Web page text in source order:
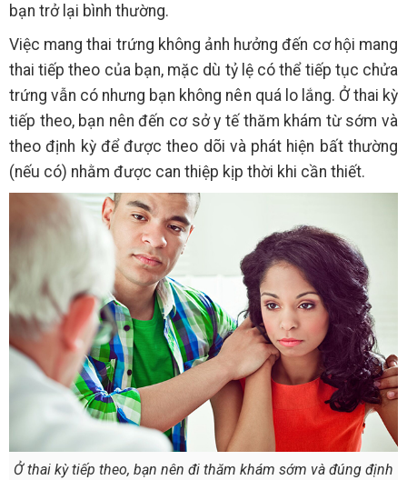
bạn trở lại bình thường.
Việc mang thai trứng không ảnh hưởng đến cơ hội mang
thai tiếp theo của bạn, mặc dù tỷ lệ có thể tiếp tục chửa
trứng vẫn có nhưng bạn không nên quá lo lắng. Ở thai kỳ
tiếp theo, bạn nên đến cơ sở y tế thăm khám từ sớm và
theo định kỳ để được theo dõi và phát hiện bất thường
(nếu có) nhằm được can thiệp kịp thời khi cần thiết.
Ở thai kỳ tiếp theo, bạn nên đi thăm khám sớm và đúng định